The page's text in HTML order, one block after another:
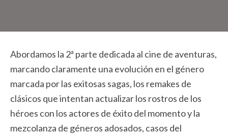
Abordamos la 2ª parte dedicada al cine de aventuras,
marcando claramente una evolución en el género
marcada por las exitosas sagas, los remakes de
clásicos que intentan actualizar los rostros de los
héroes con los actores de éxito del momento y la
mezcolanza de géneros adosados, casos del